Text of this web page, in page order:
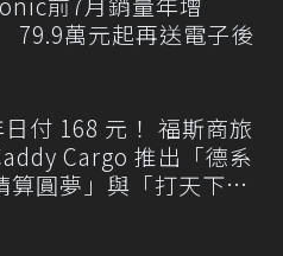
萬元起再送電子後
付 168 元！ 福斯商旅
Cargo 推出「德系
算圓夢」與「打天下」